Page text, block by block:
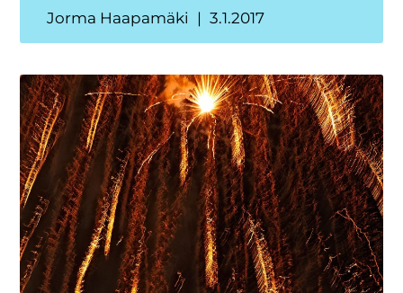
Jorma Haapamäki 3.1.2017